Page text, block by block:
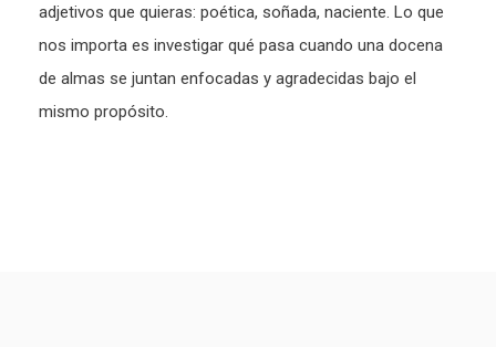
adjetivos que quieras: poética, soñada, naciente. Lo que
nos importa es investigar qué pasa cuando una docena
de almas se juntan enfocadas y agradecidas bajo el
mismo propósito.